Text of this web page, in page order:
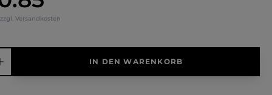
Versandkosten
IN DEN WARENKORB